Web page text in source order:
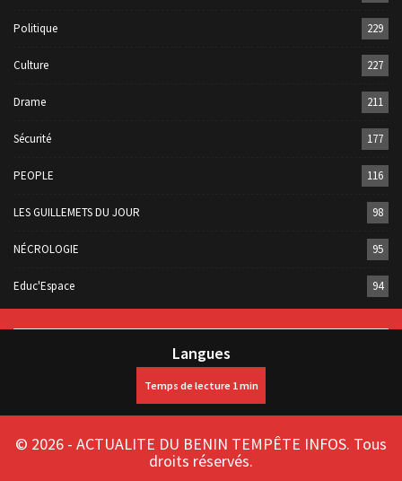
Politique 229
Culture 227
Drame 211
Sécurité 177
PEOPLE 116
LES GUILLEMETS DU JOUR 98
NÉCROLOGIE 95
Educ'Espace 94
Langues
© 2026 - ACTUALITE DU BENIN TEMPÊTE INFOS. Tous
droits réservés.